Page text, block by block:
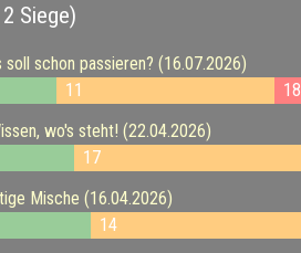
Siege)
schon passieren? (16.07.2026)
11
18
wo's steht! (22.04.2026)
17
Mische (16.04.2026)
14